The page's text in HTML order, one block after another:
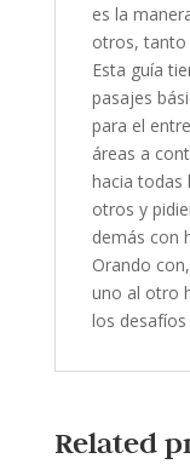
es la
otros, tanto
Esta guía
pasajes
para el
áreas a
hacia todas
otros y
demás con
Orando
uno al otro
los
Related